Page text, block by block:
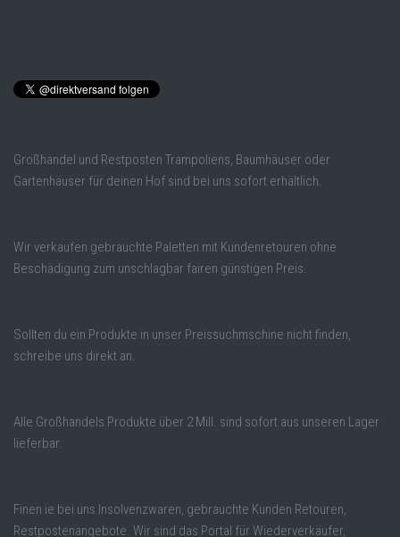
Großhandel und Restposten Trampoliens, Baumhäuser oder
Gartenhäuser für deinen Hof sind bei uns sofort erhältlich.
Wir verkaufen gebrauchte Paletten mit Kundenretouren ohne
Beschädigung zum unschlagbar fairen günstigen Preis.
Sollten du ein Produkte in unser Preissuchmschine nicht finden,
schreibe uns direkt an.
Alle Großhandels Produkte über 2 Mill. sind sofort aus unseren Lager
lieferbar.
Finen ie bei uns Insolvenzwaren, gebrauchte Kunden Retouren,
Restpostenangebote. Wir sind das Portal für Wiederverkäufer,